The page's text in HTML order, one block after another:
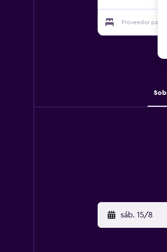
Proveedor para
sáb. 15/8